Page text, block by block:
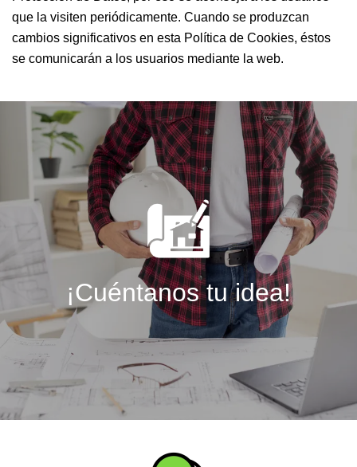
que la visiten periódicamente. Cuando se produzcan
cambios significativos en esta Política de Cookies, éstos
se comunicarán a los usuarios mediante la web.
¡Cuéntanos tu idea!